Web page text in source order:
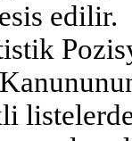
edilir.